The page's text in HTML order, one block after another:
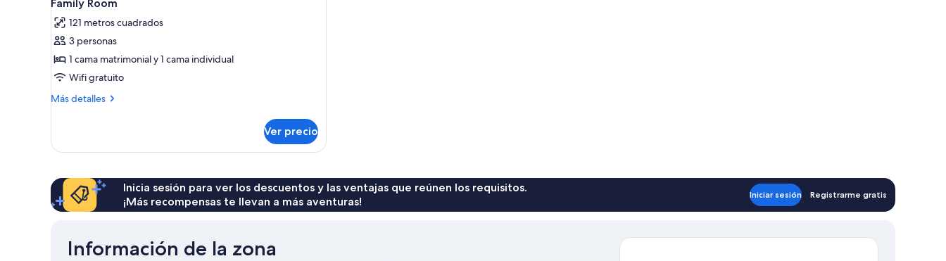
todas
las
fotos
de
Family
Room
Family Room
121 metros cuadrados
3 personas
1 cama matrimonial y 1 cama individual
Wifi gratuito
Más detalles
Más
Room
Ver precio
Inicia sesión para ver los descuentos y las ventajas que reúnen los requisitos.
¡Más recompensas te llevan a más aventuras!
Iniciar sesión Registrarme gratis
Información de la zona